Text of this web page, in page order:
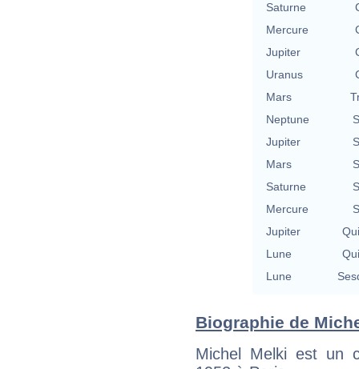
Saturne
Mercure
Jupiter
Uranus
Mars
Neptune
Jupiter
Mars
Saturne
Mercure
Jupiter
Lune
Lune
Biographie de
Michel Melki est un